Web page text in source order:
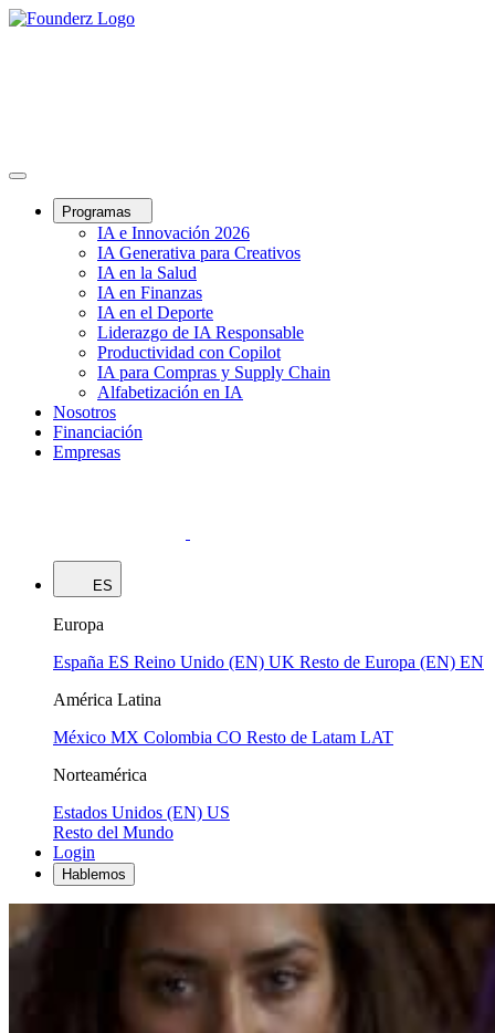
Programas
IA e Innovación 2026
IA Generativa para Creativos
IA en la Salud
IA en Finanzas
IA en el Deporte
Liderazgo de IA Responsable
Productividad con Copilot
IA para Compras y Supply Chain
Alfabetización en IA
Nosotros
Financiación
Empresas
ES
Europa
España ES Reino Unido (EN) UK Resto de Europa (EN) EN
América Latina
México MX Colombia CO Resto de Latam LAT
Norteamérica
Estados Unidos (EN) US
Resto del Mundo
Login
Hablemos